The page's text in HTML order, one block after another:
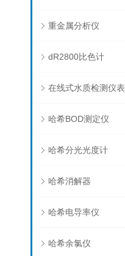
重金属分析仪
dR2800比色计
在线式水质检测仪表
哈希BOD测定仪
哈希分光光度计
哈希消解器
哈希电导率仪
哈希余氯仪